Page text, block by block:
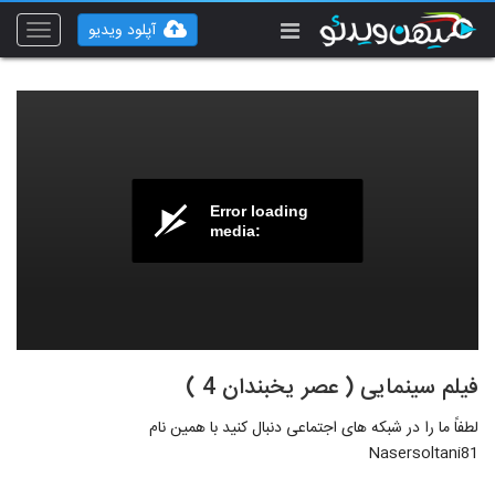
Toggle
آپلود ویدیو
Error loading
media:
فیلم سینمایی ( عصر یخبندان 4 )
لطفاً ما را در شبکه های اجتماعی دنبال کنید با همین نام
Nasersoltani81